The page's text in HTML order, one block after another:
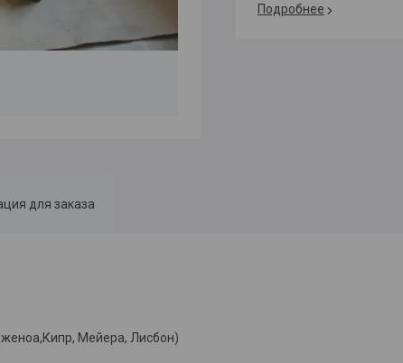
Подробнее
для заказа
Мейера, Лисбон)